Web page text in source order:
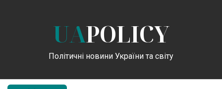
UAPOLICY
Політичні новини України та світу